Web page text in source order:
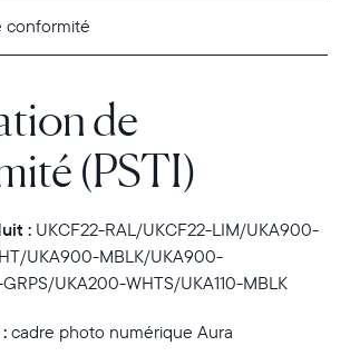
conformité
de
(PSTI)
: UKCF22-RAL/UKCF22-LIM/UKA900-
UKA900-MBLK/UKA900-
UKA200-WHTS/UKA110-MBLK
cadre photo numérique Aura